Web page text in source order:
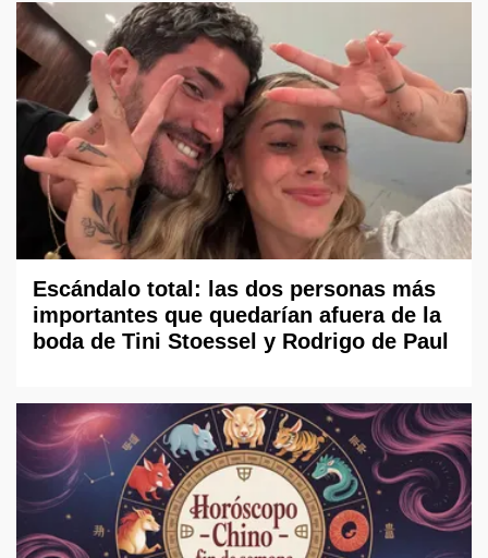
Escándalo total: las dos personas más
importantes que quedarían afuera de la
boda de Tini Stoessel y Rodrigo de Paul